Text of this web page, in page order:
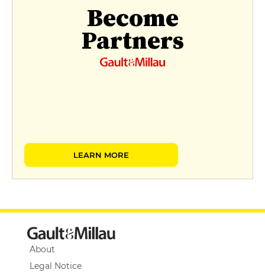
Become
Partners
LEARN MORE
About
Legal Notice